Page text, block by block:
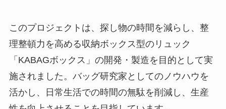
このプロジェクトは、探し物の時間を減らし、整
理整頓力を高める収納ボックス型のリュック
「KABAGボックス」の開発・製造を目的として実
施されました。バッグ研究家としてのノウハウを
活かし、日常生活での時間の無駄を削減し、生産